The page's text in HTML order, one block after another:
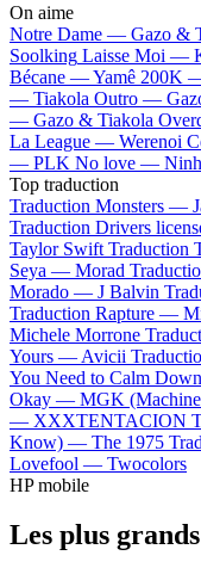
On aime
Notre Dame — Gazo &
Soolking Laisse Moi —
Bécane —Yamê 200K
— Tiakola Outro —
— Gazo & Tiakola
La League — Werenoi
— PLK No love —
Top traduction
Traduction Monsters —
Traduction Drivers
Taylor Swift Traduction
Seya — Morad
Morado — J Balvin
Traduction Rapture —
Michele Morrone
Yours — Avicii
You Need to Calm
Okay — MGK
— XXXTENTACION
Know) — The 1975
Lovefool — Twocolors
HP mobile
Les plus